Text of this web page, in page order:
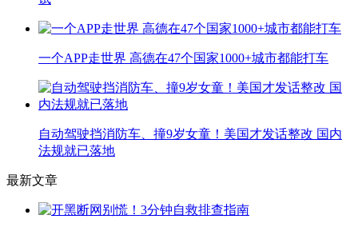
一个APP走世界 高德在47个国家1000+城市都能打车
自动驾驶挡消防车、撞9岁女童！美国才发话整改 国内
法规就已落地
最新文章